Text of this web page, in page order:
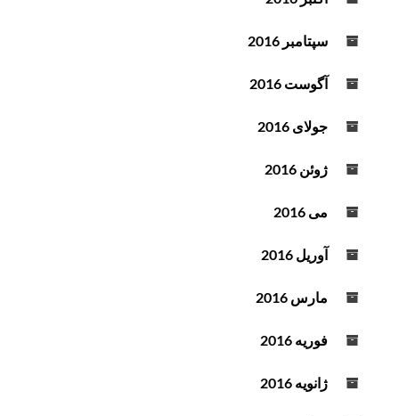
سپتامبر 2016
آگوست 2016
جولای 2016
ژوئن 2016
می 2016
آوریل 2016
مارس 2016
فوریه 2016
ژانویه 2016